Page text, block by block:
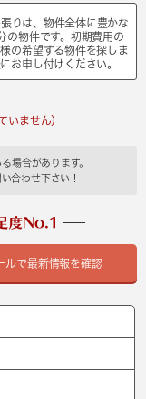
りは、物件全体に豊かな
の物件です。初期費用の
の希望する物件を探しま
お申し付けください。
いません）
場合があります。
合わせ下さい！
ルで最新情報を確認